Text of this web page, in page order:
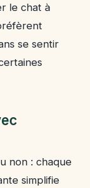
le chat à
se sentir
non : chaque
simplifie